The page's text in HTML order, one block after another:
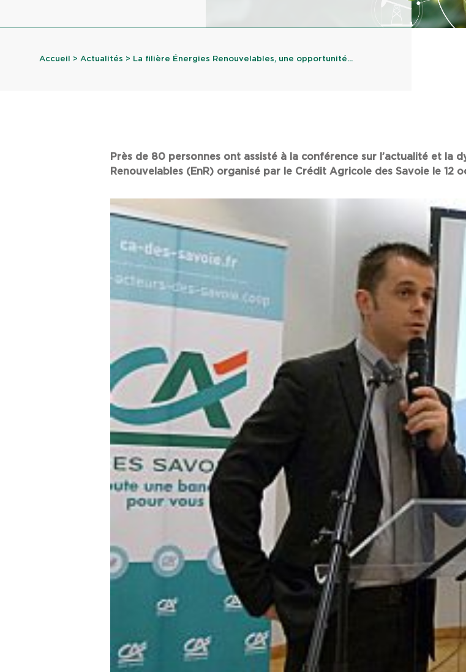
Accueil > Actualités > La filière Énergies Renouvelables, une opportunité...
Près de 80 personnes ont assisté à la conférence sur l’actualité et la
Renouvelables (EnR) organisé par le Crédit Agricole des Savoie le 12